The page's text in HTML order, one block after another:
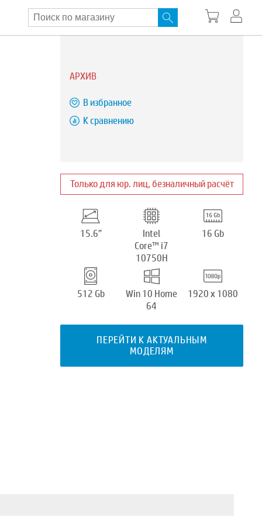
АРХИВ
В избранное
К сравнению
Только для юр. лиц, безналичный расчёт
15.6”
Intel
Core™ i7
10750H
16 Gb
512 Gb
Win 10 Home
64
1920 x 1080
ПЕРЕЙТИ К АКТУАЛЬНЫМ
МОДЕЛЯМ